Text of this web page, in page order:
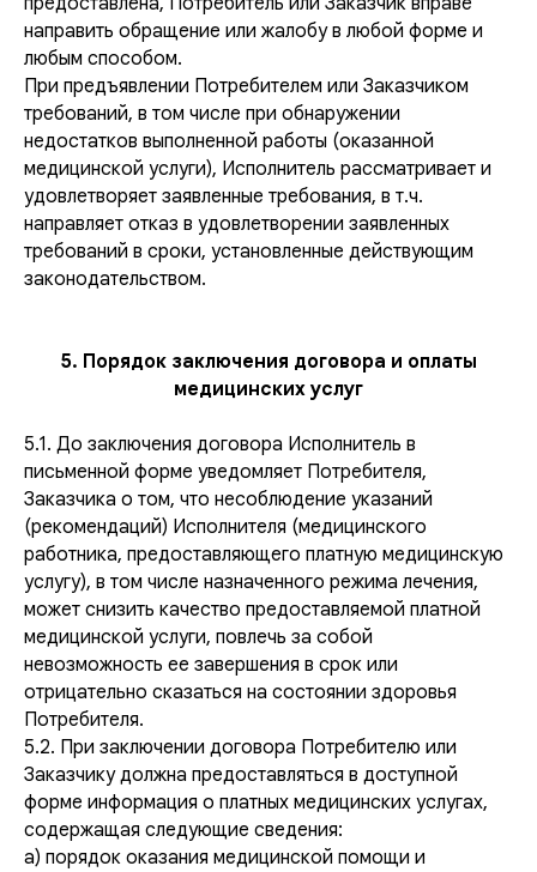
направить обращение или жалобу в любой форме и
любым способом.
При предъявлении Потребителем или Заказчиком
требований, в том числе при обнаружении
недостатков выполненной работы (оказанной
медицинской услуги), Исполнитель рассматривает и
удовлетворяет заявленные требования, в т.ч.
направляет отказ в удовлетворении заявленных
требований в сроки, установленные действующим
законодательством.
5. Порядок заключения договора и оплаты
медицинских услуг
5.1. До заключения договора Исполнитель в
письменной форме уведомляет Потребителя,
Заказчика о том, что несоблюдение указаний
(рекомендаций) Исполнителя (медицинского
работника, предоставляющего платную медицинскую
услугу), в том числе назначенного режима лечения,
может снизить качество предоставляемой платной
медицинской услуги, повлечь за собой
невозможность ее завершения в срок или
отрицательно сказаться на состоянии здоровья
Потребителя.
5.2. При заключении договора Потребителю или
Заказчику должна предоставляться в доступной
форме информация о платных медицинских услугах,
содержащая следующие сведения:
а) порядок оказания медицинской помощи и